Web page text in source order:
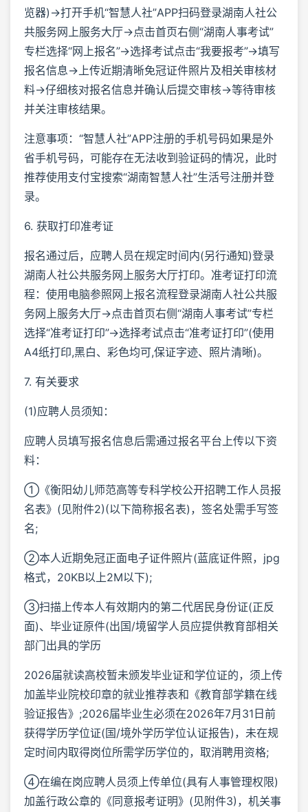
览器)→打开手机“智慧人社”APP扫码登录湖南人社公
共服务网上服务大厅→点击首页右侧“湖南人事考试”
专栏选择“网上报名”→选择考试点击“我要报考”→填写
报名信息→上传近期清晰免冠证件照片及相关审核材
料→仔细核对报名信息并确认后提交审核→等待审核
并关注审核结果。
注意事项：“智慧人社”APP注册的手机号码如果是外
省手机号码，可能存在无法收到验证码的情况，此时
推荐使用支付宝搜索“湖南智慧人社”生活号注册并登
录。
6. 获取打印准考证
报名通过后，应聘人员在规定时间内(另行通知)登录
湖南人社公共服务网上服务大厅打印。准考证打印流
程：使用电脑参照网上报名流程登录湖南人社公共服
务网上服务大厅→点击首页右侧“湖南人事考试”专栏
选择“准考证打印”→选择考试点击“准考证打印”(使用
A4纸打印,黑白、彩色均可,保证字迹、照片清晰)。
7. 有关要求
(1)应聘人员须知：
应聘人员填写报名信息后需通过报名平台上传以下资
料：
①《衡阳幼儿师范高等专科学校公开招聘工作人员报
名表》(见附件2)(以下简称报名表)，签名处需手写签
名;
②本人近期免冠正面电子证件照片(蓝底证件照，jpg
格式，20KB以上2M以下);
③扫描上传本人有效期内的第二代居民身份证(正反
面)、毕业证原件(出国/境留学人员应提供教育部相关
部门出具的学历
2026届就读高校暂未颁发毕业证和学位证的，须上传
加盖毕业院校印章的就业推荐表和《教育部学籍在线
验证报告》;2026届毕业生必须在2026年7月31日前
获得学历学位证(国/境外学历学位认证报告)，未在规
定时间内取得岗位所需学历学位的，取消聘用资格;
④在编在岗应聘人员须上传单位(具有人事管理权限)
加盖行政公章的《同意报考证明》(见附件3)，机关事